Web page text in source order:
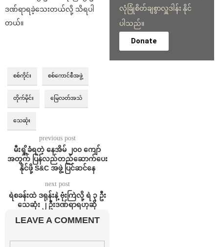
ဒဏ်ရာရခဲ့သေးတယ်လို့ သိရပါ
တယ်။
စစ်ကိုင်း စစ်ကောင်စီအဖွဲ့
တိုက်မိုင်း မြေလတ်အသံ
သေဆုံး
previous post
မီးရှို့ခံရတဲ့ နေအိမ် ၂၀၀ ကျော်
အတွက် ပြန်လည်တည်ဆောက်ပေး
နိုင်ဖို့ S&C အဖွဲ့ ပြင်ဆင်နေ
next post
ရဲစခန်းထဲ ဒရုန်းနဲ့ ဗုံးကြဲလို့ ရဲ ၃ ဦး
သေဆုံး ၂ ဦးဒဏ်ရာရဟုဆို
LEAVE A COMMENT
လုံခြုံစိတ်ချစွာလှူဒါန်း နိုင်
ပါသည်။
Donate